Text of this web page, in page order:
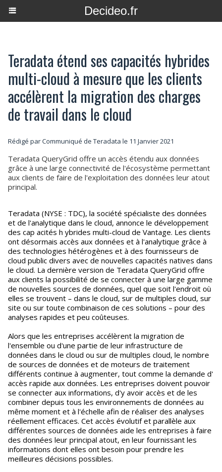
Decideo.fr
Teradata étend ses capacités hybrides
multi-cloud à mesure que les clients
accélèrent la migration des charges
de travail dans le cloud
Rédigé par Communiqué de Teradata le 11 Janvier 2021
Teradata QueryGrid offre un accès étendu aux données
grâce à une large connectivité de l'écosystème permettant
aux clients de faire de l'exploitation des données leur atout
principal.
Teradata (NYSE : TDC), la société spécialiste des données
et de l'analytique dans le cloud, annonce le développement
des cap acités h ybrides multi-cloud de Vantage. Les clients
ont désormais accès aux données et à l'analytique grâce à
des technologies hétérogènes et à des fournisseurs de
cloud public divers avec de nouvelles capacités natives dans
le cloud. La dernière version de Teradata QueryGrid offre
aux clients la possibilité de se connecter à une large gamme
de nouvelles sources de données, quel que soit l'endroit où
elles se trouvent – dans le cloud, sur de multiples cloud, sur
site ou sur toute combinaison de ces solutions – pour des
analyses rapides et peu coûteuses.
Alors que les entreprises accélèrent la migration de
l'ensemble ou d'une partie de leur infrastructure de
données dans le cloud ou sur de multiples cloud, le nombre
de sources de données et de moteurs de traitement
différents continue à augmenter, tout comme la demande d'
accès rapide aux données. Les entreprises doivent pouvoir
se connecter aux informations, d'y avoir accès et de les
combiner depuis tous les environnements de données au
même moment et à l'échelle afin de réaliser des analyses
réellement efficaces. Cet accès évolutif et parallèle aux
différentes sources de données aide les entreprises à faire
des données leur principal atout, en leur fournissant les
informations dont elles ont besoin pour prendre les
meilleures décisions possibles.